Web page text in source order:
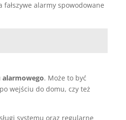
alarmy spowodowane
alarmowego. Może to być
wejściu do domu, czy też
systemu oraz regularne